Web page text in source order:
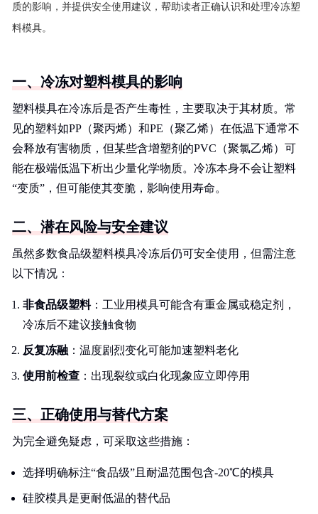
质的影响，并提供安全使用建议，帮助读者正确认识和处理冷冻塑
料模具。
一、冷冻对塑料模具的影响
塑料模具在冷冻后是否产生毒性，主要取决于其材质。常
见的塑料如PP（聚丙烯）和PE（聚乙烯）在低温下通常不
会释放有害物质，但某些含增塑剂的PVC（聚氯乙烯）可
能在极端低温下析出少量化学物质。冷冻本身不会让塑料
“变质”，但可能使其变脆，影响使用寿命。
二、潜在风险与安全建议
虽然多数食品级塑料模具冷冻后仍可安全使用，但需注意
以下情况：
非食品级塑料：工业用模具可能含有重金属或稳定剂，
冷冻后不建议接触食物
反复冻融 ：温度剧烈变化可能加速塑料老化
使用前检查 ：出现裂纹或白化现象应立即停用
三、正确使用与替代方案
为完全避免疑虑，可采取这些措施：
选择明确标注“食品级”且耐温范围包含-20℃的模具
硅胶模具是更耐低温的替代品